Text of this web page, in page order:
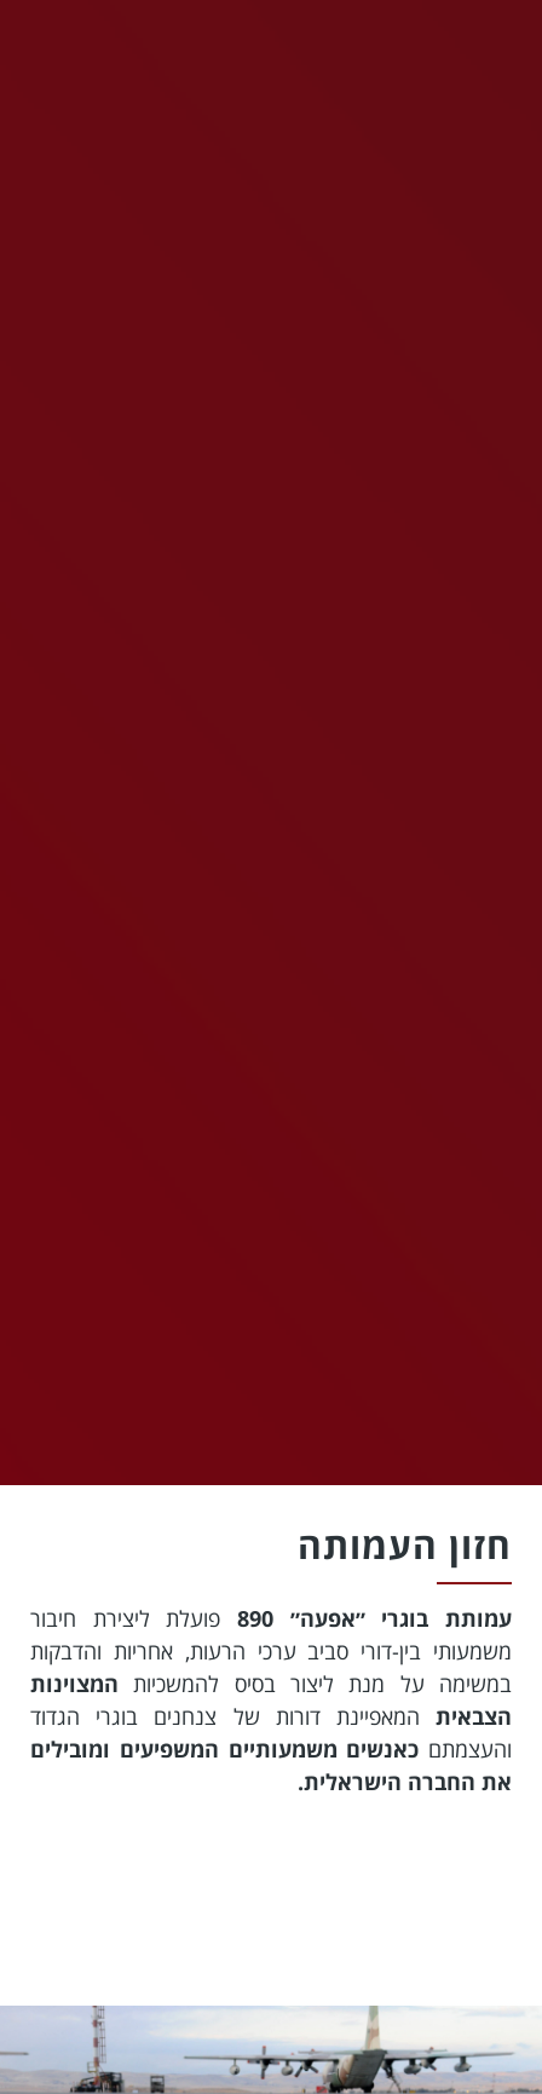
חזון העמותה
עמותת בוגרי ״אפעה״ 890
פועלת ליצירת חיבור
משמעותי בין-דורי סביב ערכי הרעות, אחריות והדבקות
במשימה על מנת ליצור בסיס להמשכיות המצוינות
הצבאית המאפיינת דורות של צנחנים בוגרי הגדוד
והעצמתם כאנשים משמעותיים המשפיעים ומובילים
את החברה הישראלית.